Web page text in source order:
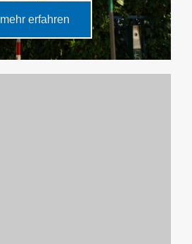
mehr erfahren